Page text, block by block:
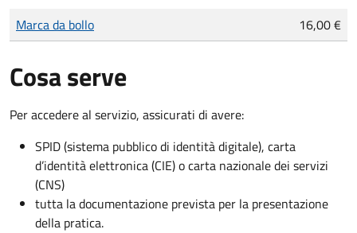
Tipo di pagamento
Importo
Marca da bollo 16,00 €
Cosa serve
Per accedere al servizio, assicurati di avere:
SPID (sistema pubblico di identità digitale), carta
d’identità elettronica (CIE) o carta nazionale dei servizi
(CNS)
tutta la documentazione prevista per la presentazione
della pratica.